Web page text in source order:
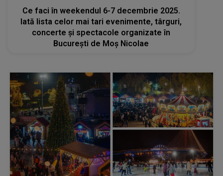
Ce faci în weekendul 6-7 decembrie 2025.
Iată lista celor mai tari evenimente, târguri,
concerte și spectacole organizate în
București de Moș Nicolae